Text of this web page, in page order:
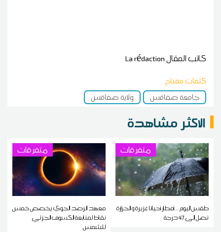
كاتب المقالLa rédaction
كلمات مفتاح
جامعة صفاقس
ولاية صفاقس
الاكثر مشاهدة
متفرقات
طقس اليوم ...أمطار أحيانا غزيرة و الحرارة
تصل إلى 47 درجة
متفرقات
معهد الرصد الجوي يخصص خمس
نقاط لمتابعة الكسوف الجزئي
للشمس